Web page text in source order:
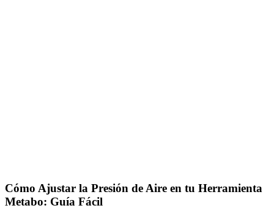
Cómo Ajustar la Presión de Aire en tu Herramienta
Metabo: Guía Fácil